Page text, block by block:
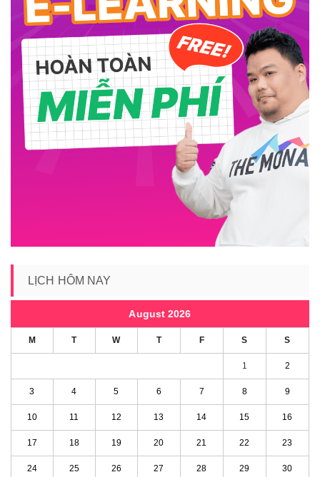
LỊCH HÔM NAY
August 2026
M T W T F S S
1 2
3 4 5 6 7 8 9
10 11 12 13 14 15 16
17 18 19 20 21 22 23
24 25 26 27 28 29 30